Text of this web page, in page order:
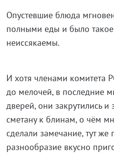
Опустевшие блюда
полными еды и было
неиссякаемы.
И хотя членами комитета
до мелочей, в последние
дверей, они закрутились и
сметану к блинам, о чём
сделали замечание, тут
разнообразие вкусно